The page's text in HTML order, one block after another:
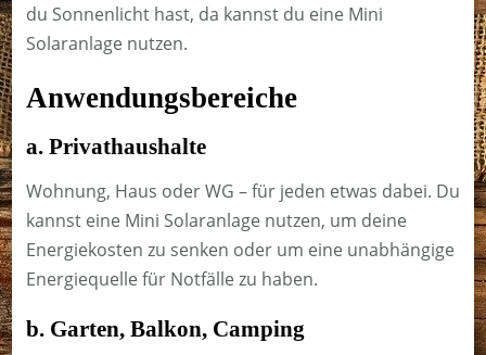
du Sonnenlicht hast, da kannst du eine Mini
Solaranlage nutzen.
Anwendungsbereiche
a. Privathaushalte
Wohnung, Haus oder WG – für jeden etwas dabei. Du
kannst eine Mini Solaranlage nutzen, um deine
Energiekosten zu senken oder um eine unabhängige
Energiequelle für Notfälle zu haben.
b. Garten, Balkon, Camping